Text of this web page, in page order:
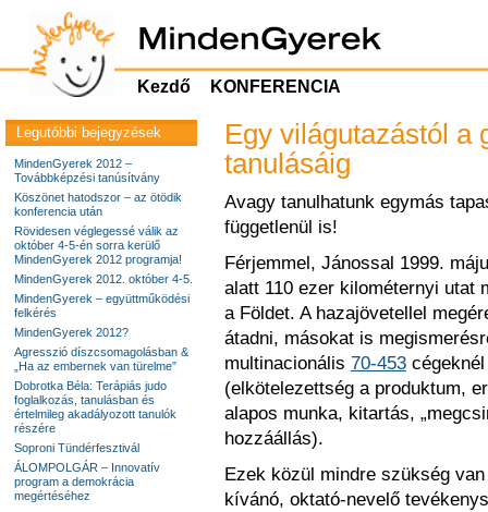
Kezdő KONFERENCIA
Egy világutazástól a
tanulásáig
Avagy tanulhatunk egymás
függetlenül is!
Férjemmel, Jánossal 1999.
alatt 110 ezer kilométernyi utat
a Földet. A hazajövetellel
átadni, másokat is
multinacionális 70-453cégeknél
(elkötelezettség a produktum,
alapos munka, kitartás,
hozzáállás).
Ezek közül mindre szükség
kívánó, oktató-nevelő
Legutóbbi bejegyzések
MindenGyerek 2012 –
Továbbképzési tanúsítvány
Köszönet hatodszor – az ötödik
konferencia után
Rövidesen véglegessé válik az
október 4-5-én sorra kerülő
MindenGyerek 2012 programja!
MindenGyerek 2012. október 4-5.
MindenGyerek – együttműködési
felkérés
MindenGyerek 2012?
Agresszió díszcsomagolásban &
„Ha az embernek van türelme”
Dobrotka Béla: Terápiás judo
foglalkozás, tanulásban és
értelmileg akadályozott tanulók
részére
Soproni Tündérfesztivál
ÁLOMPOLGÁR – Innovatív
program a demokrácia
megértéséhez